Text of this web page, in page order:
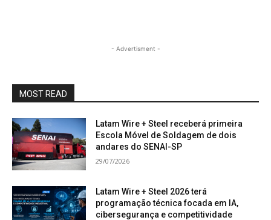
- Advertisment -
MOST READ
Latam Wire + Steel receberá primeira
Escola Móvel de Soldagem de dois
andares do SENAI-SP
29/07/2026
Latam Wire + Steel 2026 terá
programação técnica focada em IA,
cibersegurança e competitividade